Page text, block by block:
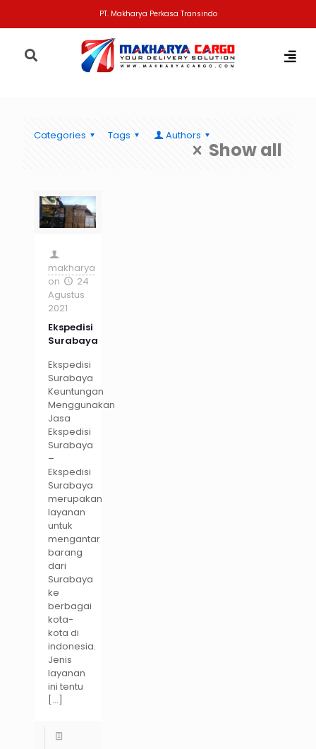
PT. Makharya Perkasa Transindo
Categories Tags Authors
Show all
makharya
on
24
Agustus
2021
Ekspedisi
Surabaya
Ekspedisi
Surabaya
Keuntungan
Menggunakan
Jasa
Ekspedisi
Surabaya
–
Ekspedisi
Surabaya
merupakan
layanan
untuk
mengantar
barang
dari
Surabaya
ke
berbagai
kota-
kota di
indonesia.
Jenis
layanan
ini tentu
[…]